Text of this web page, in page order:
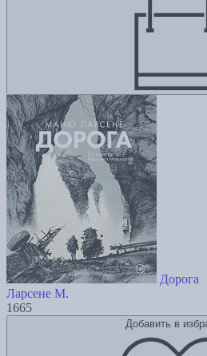
Дорога
Ларсене М.
1665
Добавить в